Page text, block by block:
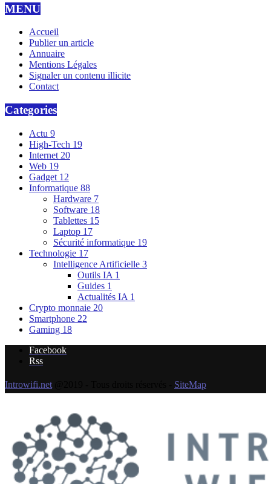
MENU
Accueil
Publier un article
Annuaire
Mentions Légales
Signaler un contenu illicite
Contact
Categories
Actu 9
High-Tech 19
Internet 20
Web 19
Gadget 12
Informatique 88
Hardware 7
Software 18
Tablettes 15
Laptop 17
Sécurité informatique 19
Technologie 17
Intelligence Artificielle 3
Outils IA 1
Guides 1
Actualités IA 1
Crypto monnaie 20
Smartphone 22
Gaming 18
Facebook
Rss
Introwifi.net SiteMap